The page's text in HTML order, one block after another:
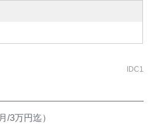
IDC1
/3万円迄）